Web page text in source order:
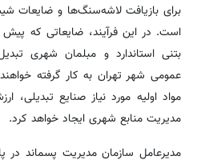
برای بازیافت لاشه‌سنگ‌ها و ضایعات
است. در این فرآیند، ضایعاتی که
بتنی استاندارد و مبلمان شهری
عمومی شهر تهران به کار گرفته
مواد اولیه مورد نیاز صنایع تبدیلی،
مدیریت منابع شهری ایجاد خواهد کرد.
مدیرعامل سازمان مدیریت پسماند در